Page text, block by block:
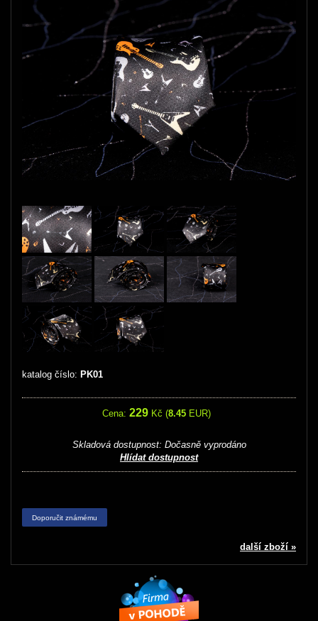
katalog číslo: PK01
Cena: 229 Kč (8.45EUR)
Skladová dostupnost: Dočasně vyprodáno
Hlídat dostupnost
Doporučit známému
další zboží »